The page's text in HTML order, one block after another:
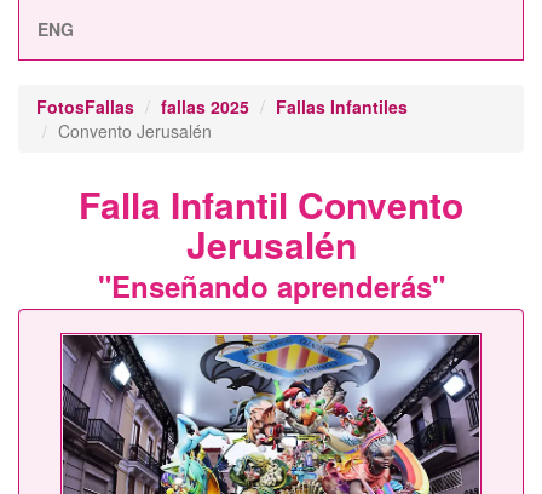
ENG
FotosFallas fallas 2025
Fallas Infantiles
Convento Jerusalén
Falla Infantil Convento
Jerusalén
"Enseñando aprenderás"